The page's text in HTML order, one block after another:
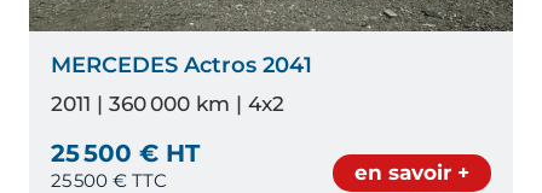
MERCEDES Actros 2041
2011 | 360 000 km | 4x2
25 500 € HT
25 500 € TTC en savoir +